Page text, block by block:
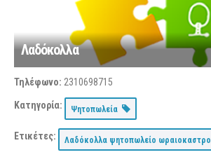
Λαδόκολλα
Τηλέφωνο: 2310698715
Κατηγορία: Ψητοπωλεία
Ετικέτες: Λαδόκολλα ψητοπωλείο ωραιοκαστρο